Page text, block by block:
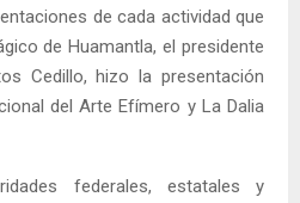
de cada actividad que
de Huamantla, el presidente
Cedillo, hizo la presentación
del Arte Efímero y La Dalia
federales, estatales y